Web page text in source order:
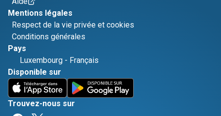
Mentions légales
Respect de la vie privée et cookies
Conditions générales
Pays
Luxembourg - Français
Disponible sur
Trouvez-nous sur